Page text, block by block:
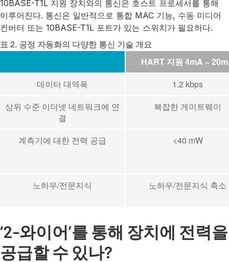
10BASE-T1L 지원 장치와의 통신은 호스트 프로세서를 통해
이루어진다. 통신은 일반적으로 통합 MAC 기능, 수동 미디어
컨버터 또는 10BASE-T1L 포트가 있는 스위치가 필요하다.
표 2. 공정 자동화의 다양한 통신 기술 개요
HART 지원 4mA ~
데이터 대역폭
1.2 kbps
상위 수준 이더넷 네트워크에 연
결
복잡한 게이트웨이
계측기에 대한 전력 공급 <40 mW
노하우/전문지식 노하우/전문지식 축소
‘2-와이어’를 통해 장치에 전력을
공급할 수 있나?